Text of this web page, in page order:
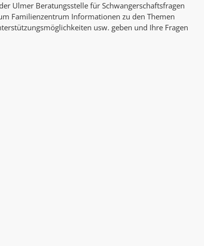
AK Internet
AK Unterwegs in Böfingen
Ulmer Beratungsstelle für Schwangerschaftsfragen
Familienzentrum Informationen zu den Themen
usw. geben und Ihre Fragen